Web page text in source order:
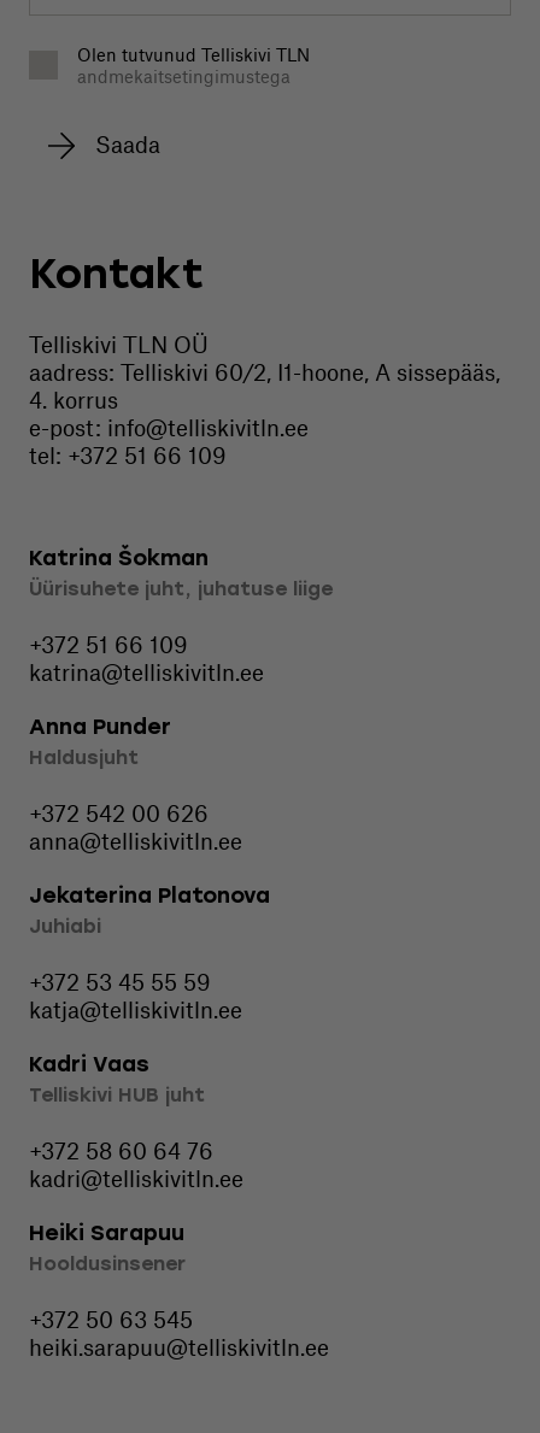
Olen tutvunud Telliskivi TLN
andmekaitsetingimustega
Kontakt
Telliskivi TLN OÜ
aadress: Telliskivi 60/2, I1-hoone, A sissepääs,
4. korrus
e-post: info@telliskivitln.ee
tel: +372 51 66 109
Katrina Šokman
Üürisuhete juht, juhatuse liige
+372 51 66 109
katrina@telliskivitln.ee
Anna Punder
Haldusjuht
+372 542 00 626
anna@telliskivitln.ee
Jekaterina Platonova
Juhiabi
+372 53 45 55 59
katja@telliskivitln.ee
Kadri Vaas
Telliskivi HUB juht
+372 58 60 64 76
kadri@telliskivitln.ee
Heiki Sarapuu
Hooldusinsener
+372 50 63 545
heiki.sarapuu@telliskivitln.ee